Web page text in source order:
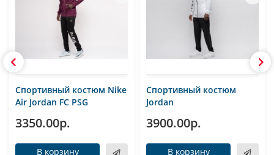
Спортивный костюм Nike
Air Jordan FC PSG
3350.00р.
В корзину
Спортивный костюм
Jordan
3900.00р.
В корзину